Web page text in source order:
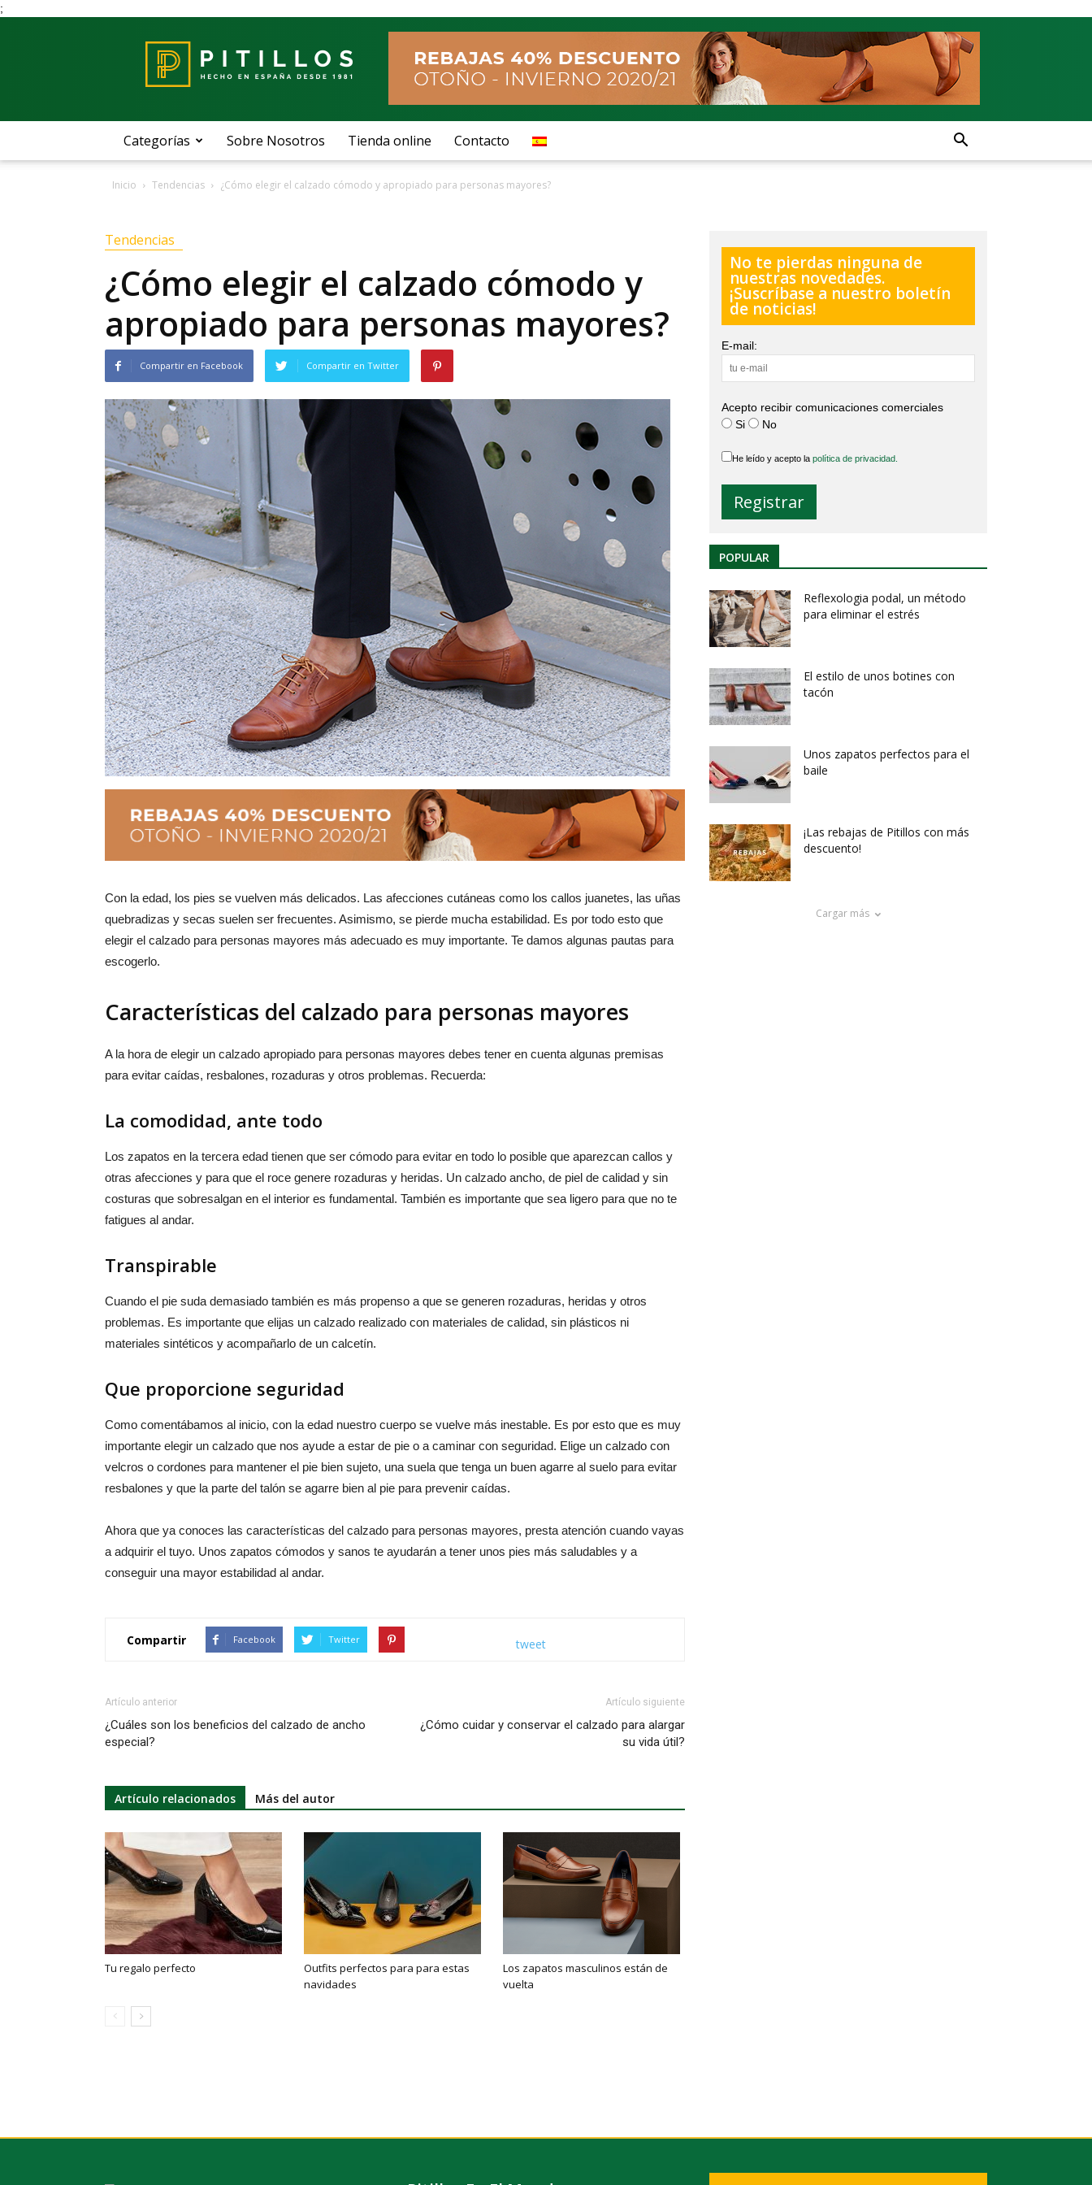
;
Pitillos
Categorías Sobre Nosotros Tienda online Contacto
Inicio Tendencias ¿Cómo elegir el calzado cómodo y apropiado para personas mayores?
Tendencias
¿Cómo elegir el calzado cómodo y
apropiado para personas mayores?
Compartir en Facebook Compartir en Twitter
Con la edad, los pies se vuelven más delicados. Las afecciones cutáneas como los callos juanetes, las uñas
quebradizas y secas suelen ser frecuentes. Asimismo, se pierde mucha estabilidad. Es por todo esto que
elegir el calzado para personas mayores más adecuado es muy importante. Te damos algunas pautas para
escogerlo.
Características del calzado para personas mayores
A la hora de elegir un calzado apropiado para personas mayores debes tener en cuenta algunas premisas
para evitar caídas, resbalones, rozaduras y otros problemas. Recuerda:
La comodidad, ante todo
Los zapatos en la tercera edad tienen que ser cómodo para evitar en todo lo posible que aparezcan callos y
otras afecciones y para que el roce genere rozaduras y heridas. Un calzado ancho, de piel de calidad y sin
costuras que sobresalgan en el interior es fundamental. También es importante que sea ligero para que no te
fatigues al andar.
Transpirable
Cuando el pie suda demasiado también es más propenso a que se generen rozaduras, heridas y otros
problemas. Es importante que elijas un calzado realizado con materiales de calidad, sin plásticos ni
materiales sintéticos y acompañarlo de un calcetín.
Que proporcione seguridad
Como comentábamos al inicio, con la edad nuestro cuerpo se vuelve más inestable. Es por esto que es muy
importante elegir un calzado que nos ayude a estar de pie o a caminar con seguridad. Elige un calzado con
velcros o cordones para mantener el pie bien sujeto, una suela que tenga un buen agarre al suelo para evitar
resbalones y que la parte del talón se agarre bien al pie para prevenir caídas.
Ahora que ya conoces las características del calzado para personas mayores, presta atención cuando vayas
a adquirir el tuyo. Unos zapatos cómodos y sanos te ayudarán a tener unos pies más saludables y a
conseguir una mayor estabilidad al andar.
Compartir Facebook Twitter tweet
Artículo anterior
¿Cuáles son los beneficios del calzado de ancho
especial?
Artículo siguiente
¿Cómo cuidar y conservar el calzado para alargar
su vida útil?
Artículo relacionados Más del autor
Tu regalo perfecto
Outfits perfectos para para estas
navidades
Los zapatos masculinos están de
vuelta
No te pierdas ninguna de
nuestras novedades.
¡Suscríbase a nuestro boletín
de noticias!
E-mail:
Acepto recibir comunicaciones comerciales
Si
No
He leído y acepto la política de privacidad.
POPULAR
Reflexologia podal, un método
para eliminar el estrés
El estilo de unos botines con
tacón
Unos zapatos perfectos para el
baile
¡Las rebajas de Pitillos con más
descuento!
Cargar más